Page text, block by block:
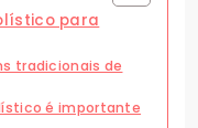
para
tradicionais de
é importante